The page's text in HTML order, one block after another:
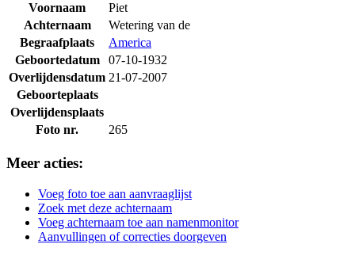
Voornaam
Piet
Achternaam
Wetering van de
Begraafplaats
America
Geboortedatum
07-10-1932
Overlijdensdatum 21-07-2007
Geboorteplaats
Overlijdensplaats
Foto nr.
265
Meer acties:
Voeg foto toe aan aanvraaglijst
Zoek met deze achternaam
Voeg achternaam toe aan namenmonitor
Aanvullingen of correcties doorgeven